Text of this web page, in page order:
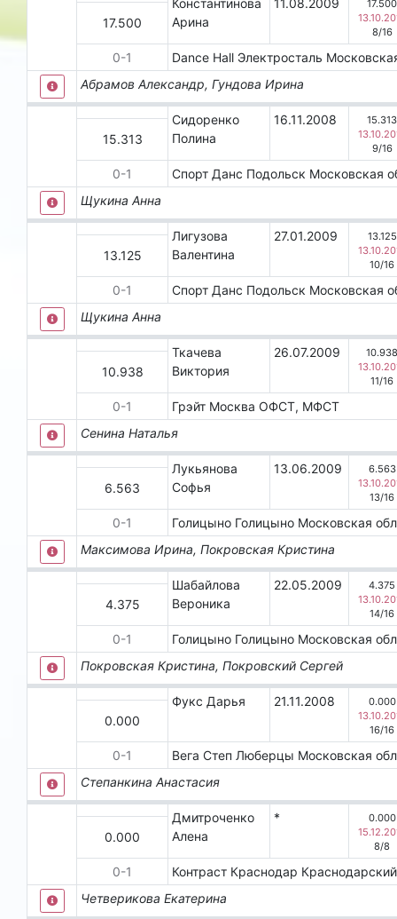
Константинова
Арина
11.08.2009
17.500
8/16
17.500
0-1 Dаnсе Наll Электросталь
Абрамов Александр, Гундова Ирина
Сидоренко
Полина
16.11.2008
15.313
9/16
15.313
0-1 Спорт Данс Подольск Московская
Щукина Анна
Лигузова
Валентина
27.01.2009
13.125
10/16
13.125
0-1 Спорт Данс Подольск Московская
Щукина Анна
Ткачева
Виктория
26.07.2009
11/16
10.938
0-1 Грэйт МоскваОФСТ, МФСТ
Сенина Наталья
Лукьянова
Софья
13.06.2009
6.563
13/16
6.563
0-1 Голицыно Голицыно Московская
Максимова Ирина, Покровская Кристина
Шабайлова
Вероника
22.05.2009
4.375
14/16
4.375
0-1 Голицыно Голицыно Московская
Покровская Кристина, Покровский Сергей
Фукс Дарья 21.11.2008
0.000
16/16
0.000
0-1 Вега Степ Люберцы Московская
Степанкина Анастасия
Дмитроченко
Алена
*
0.000
8/8
0.000
0-1 Контраст Краснодар
Четверикова Екатерина